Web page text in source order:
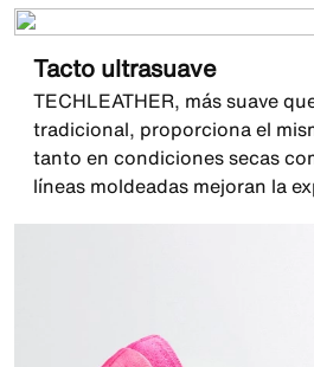
Tacto ultrasuave
TECHLEATHER, más suave
tradicional, proporciona el
tanto en condiciones secas
líneas moldeadas mejoran la